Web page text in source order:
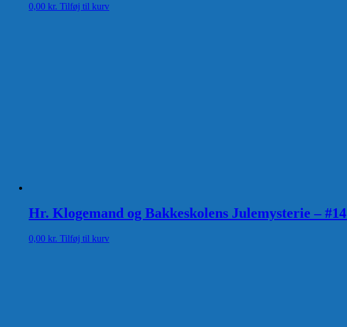
0,00 kr. Tilføj til kurv
Hr. Klogemand og Bakkeskolens Julemysterie –
0,00 kr. Tilføj til kurv